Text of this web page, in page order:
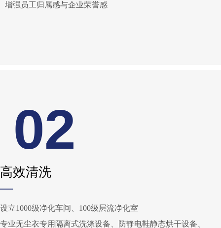
增强员工归属感与企业荣誉感
高效清洗
—
设立1000级净化车间、100级层流净化室
专业无尘衣专用隔离式洗涤设备、防静电鞋静态烘干设备、
02